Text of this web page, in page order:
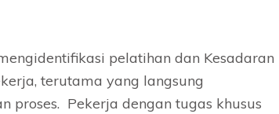
pelatihan dan Kesadaran
terutama yang langsung
proses. Pekerja dengan tugas khusus